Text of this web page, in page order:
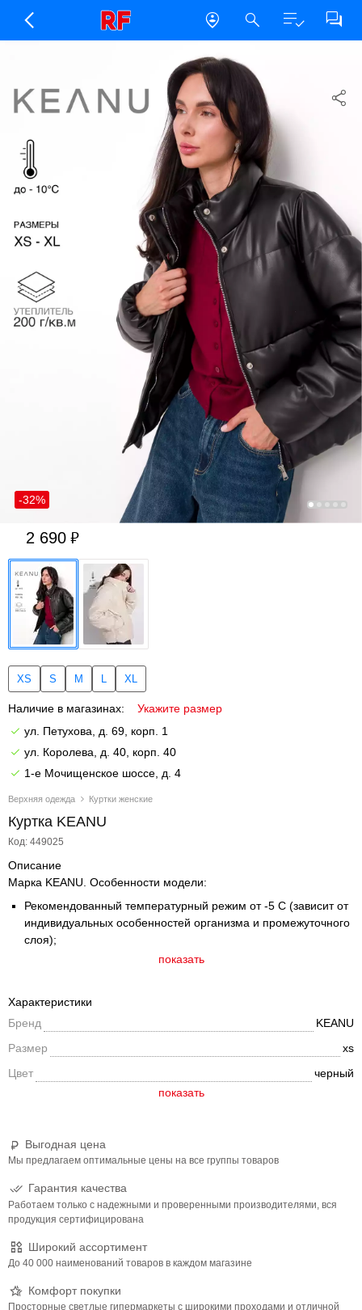
Верхняя одежда Куртки женские
Куртка KEANU
Код: 449025
-32%
2 690
XS S M L XL
Наличие в магазинах:
Укажите размер
ул. Петухова, д. 69, корп. 1
ул. Королева, д. 40, корп. 40
1-е Мочищенское шоссе, д. 4
Описание
Марка KEANU. Особенности модели:
Рекомендованный температурный режим от -5 С (зависит от
индивидуальных особенностей организма и промежуточного
слоя);
Укороченная куртка прямого кроя с широкой стежкой;
Подкладка изделия из гладкого полиэстера;
Воротник – стойка;
Внешняя ветрозащитная планка вдоль центральной молнии
на кнопках;
Рукав объемный, на внутренней резинке;
показать
Выгодная цена
Мы предлагаем оптимальные цены на все группы товаров
Гарантия качества
Работаем только с надежными и проверенными производителями, вся
продукция сертифицирована
Широкий ассортимент
До 40 000 наименований товаров в каждом магазине
Комфорт покупки
Просторные светлые гипермаркеты с широкими проходами и отличной
Характеристики
Бренд
KEANU
Размер
xs
Цвет
черный